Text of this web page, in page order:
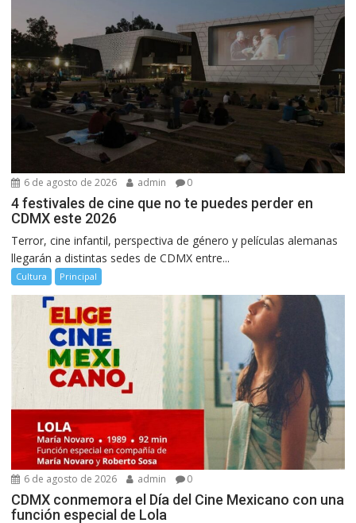
6 de agosto de 2026 admin 0
4 festivales de cine que no te puedes perder en
CDMX este 2026
Terror, cine infantil, perspectiva de género y películas alemanas
llegarán a distintas sedes de CDMX entre...
Cultura Principal
6 de agosto de 2026 admin 0
CDMX conmemora el Día del Cine Mexicano con una
función especial de Lola